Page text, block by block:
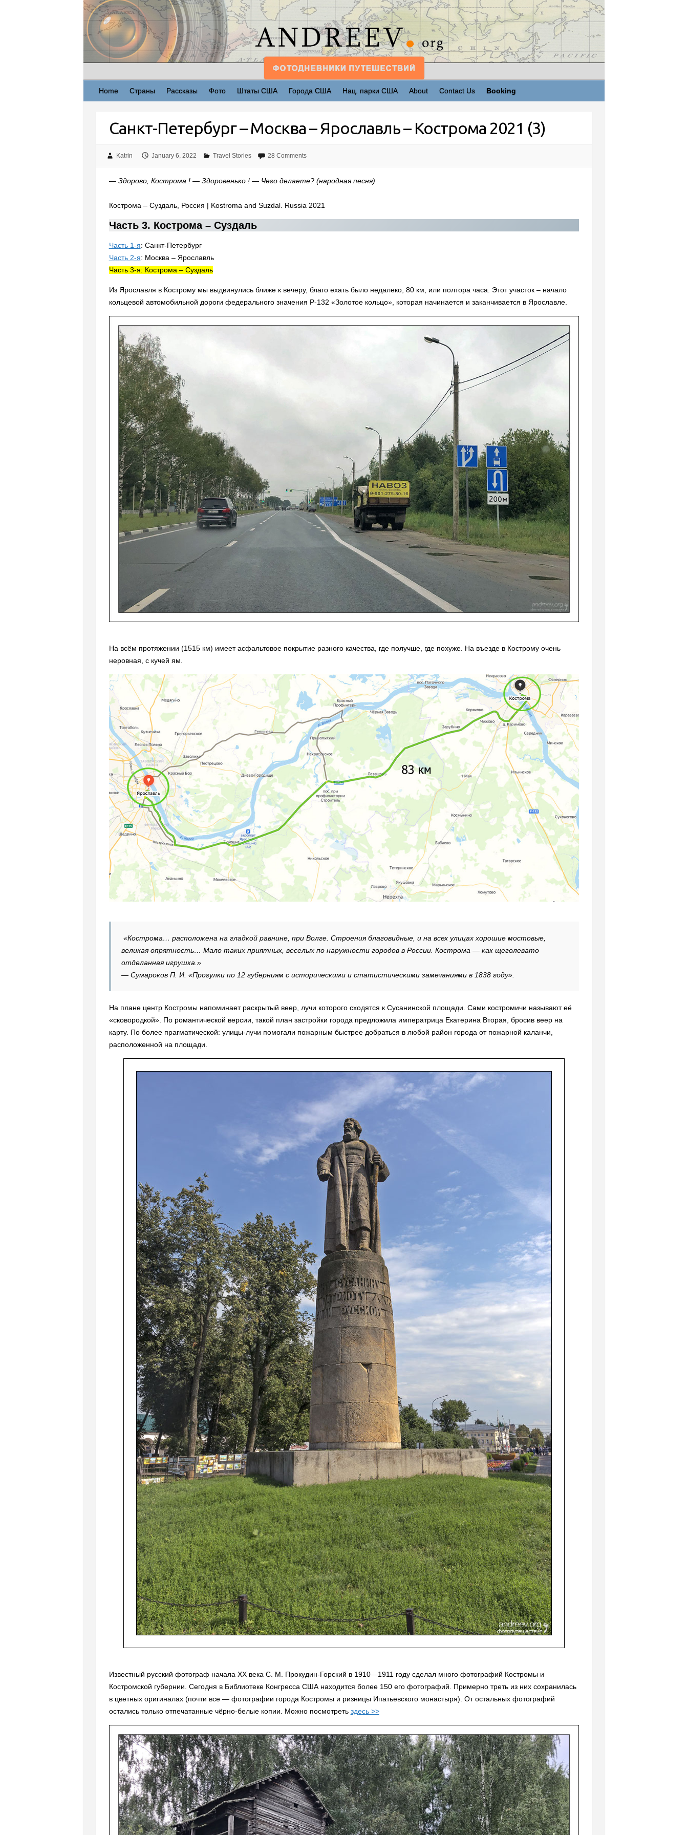
Home Страны Рассказы Фото Штаты США Города США Нац. парки США About Contact Us Booking
Санкт-Петербург – Москва – Ярославль – Кострома 2021 (3)
Katrin January 6, 2022 Travel Stories 28 Comments
— Здорово, Кострома ! — Здоровенько ! — Чего делаете? (народная песня)
Кострома – Суздаль, Россия | Kostroma and Suzdal. Russia 2021
Часть 3. Кострома – Суздаль
Часть 1-я: Санкт-Петербург
Часть 2-я: Москва – Ярославль
Часть 3-я: Кострома – Суздаль
Из Ярославля в Кострому мы выдвинулись ближе к вечеру, благо ехать было недалеко, 80 км, или полтора часа. Этот участок – начало
кольцевой автомобильной дороги федерального значения Р-132 «Золотое кольцо», которая начинается и заканчивается в Ярославле.
На всём протяжении (1515 км) имеет асфальтовое покрытие разного качества, где получше, где похуже. На въезде в Кострому очень
неровная, с кучей ям.
«Кострома… расположена на гладкой равнине, при Волге. Строения благовидные, и на всех улицах хорошие мостовые,
великая опрятность… Мало таких приятных, веселых по наружности городов в России. Кострома — как щеголевато
отделанная игрушка.»
— Сумароков П. И. «Прогулки по 12 губерниям с историческими и статистическими замечаниями в 1838 году».
На плане центр Костромы напоминает раскрытый веер, лучи которого сходятся к Сусанинской площади. Сами костромичи называют её
«сковородкой». По романтической версии, такой план застройки города предложила императрица Екатерина Вторая, бросив веер на
карту. По более прагматической: улицы-лучи помогали пожарным быстрее добраться в любой район города от пожарной каланчи,
расположенной на площади.
Известный русский фотограф начала XX века С. М. Прокудин-Горский в 1910—1911 году сделал много фотографий Костромы и
Костромской губернии. Сегодня в Библиотеке Конгресса США находится более 150 его фотографий. Примерно треть из них сохранилась
в цветных оригиналах (почти все — фотографии города Костромы и ризницы Ипатьевского монастыря). От остальных фотографий
остались только отпечатанные чёрно-белые копии. Можно посмотреть здесь >>